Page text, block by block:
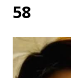
58